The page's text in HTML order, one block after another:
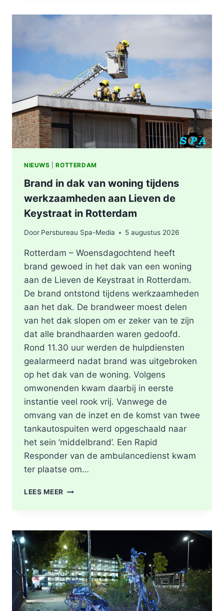
WONING
SENIORENFLAT
WATERTORENWEG
IN
ROTTERDAM
NIEUWS |ROTTERDAM
Brand in dak van woning tijdens
werkzaamheden aan Lieven de
Keystraat in Rotterdam
Door Persbureau Spa-Media 5 augustus 2026
Rotterdam – Woensdagochtend heeft
brand gewoed in het dak van een woning
aan de Lieven de Keystraat in Rotterdam.
De brand ontstond tijdens werkzaamheden
aan het dak. De brandweer moest delen
van het dak slopen om er zeker van te zijn
dat alle brandhaarden waren gedoofd.
Rond 11.30 uur werden de hulpdiensten
gealarmeerd nadat brand was uitgebroken
op het dak van de woning. Volgens
omwonenden kwam daarbij in eerste
instantie veel rook vrij. Vanwege de
omvang van de inzet en de komst van twee
tankautospuiten werd opgeschaald naar
het sein ‘middelbrand’. Een Rapid
Responder van de ambulancedienst kwam
ter plaatse om…
LEES MEER BRAND
WONING
TIJDENS
WERKZAAMHEDEN
AAN
LIEVEN
DE
KEYSTRAAT
IN